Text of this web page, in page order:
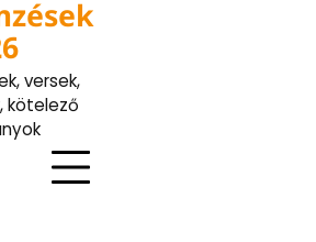
versek,
kötelező